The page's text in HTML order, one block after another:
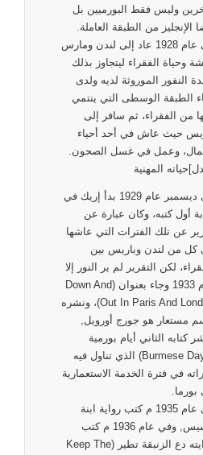
وليس فقط البورميين بل
الإنجليز من الطبقة العاملة.
في عام 1928 عاد إلى لندن ومارس
وحياة الفقراء ليتجاوز بذلك
النفور الموروثة لديه ولدى
الطبقة الوسطى التي ينتمي
من الفقراء، ثم سافر إلى
حيث عاش في أحد أحياء
وعمل في غسل الصحون.
المهنية
في ديسمبر عام 1929 بدأ إريك في
أول كتبه، وكان عبارة عن
عن تلك الفترات التي عاشها
كل من لندن وباريس بين
لكن التقرير لم ير النور إلا
عام 1933 وجاء بعنوان (Down And
Out In Paris And London)، ونشره
مستعار هو جورج أورويل,
كتابه الثاني أيام بورمية
(Burmese Days) الذي تناول فيه
في فترة الخدمة الاستعمارية
في عام 1935 م كتب رواية ابنة
قسيس, وفي عام 1936 م كتب
روايته دع الزنبقة تطير (Keep The